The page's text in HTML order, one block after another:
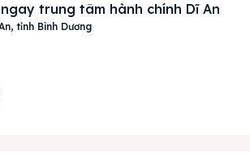
trung tâm hành chính Dĩ An
tỉnh Bình Dương